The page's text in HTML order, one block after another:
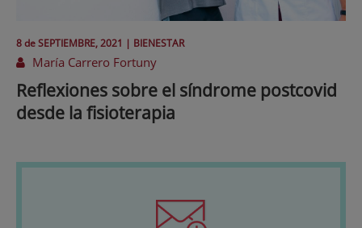
8 deSEPTIEMBRE, 2021 | BIENESTAR
María Carrero Fortuny
Reflexiones sobre el síndrome postcovid
desde la fisioterapia